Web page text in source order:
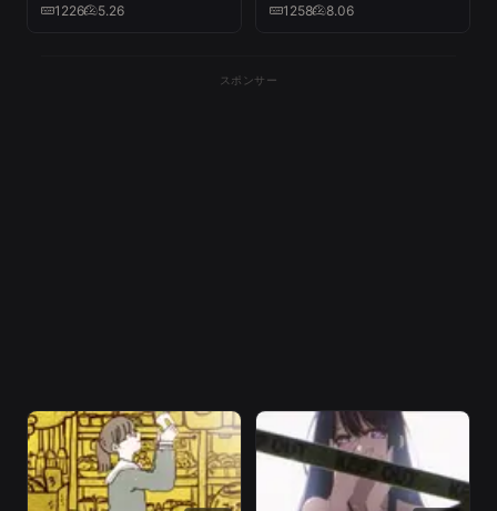
1226 5.26 1258 8.06
スポンサー